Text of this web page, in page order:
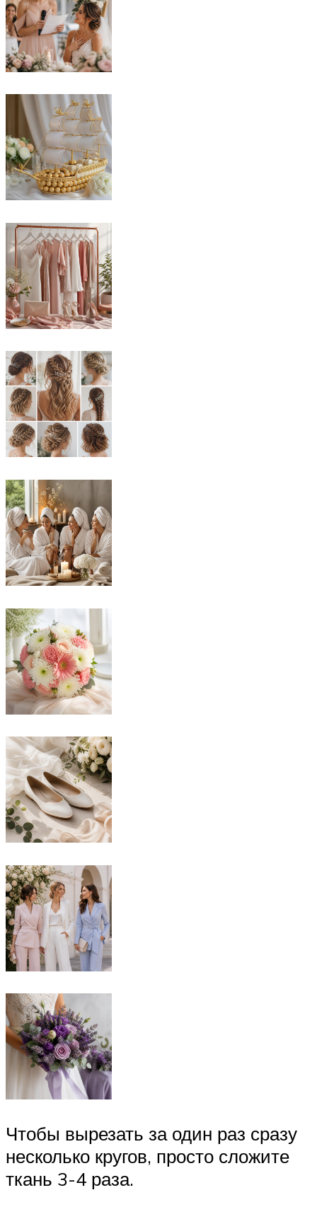
Чтобы вырезать за один раз сразу
несколько кругов, просто сложите
ткань 3-4 раза.